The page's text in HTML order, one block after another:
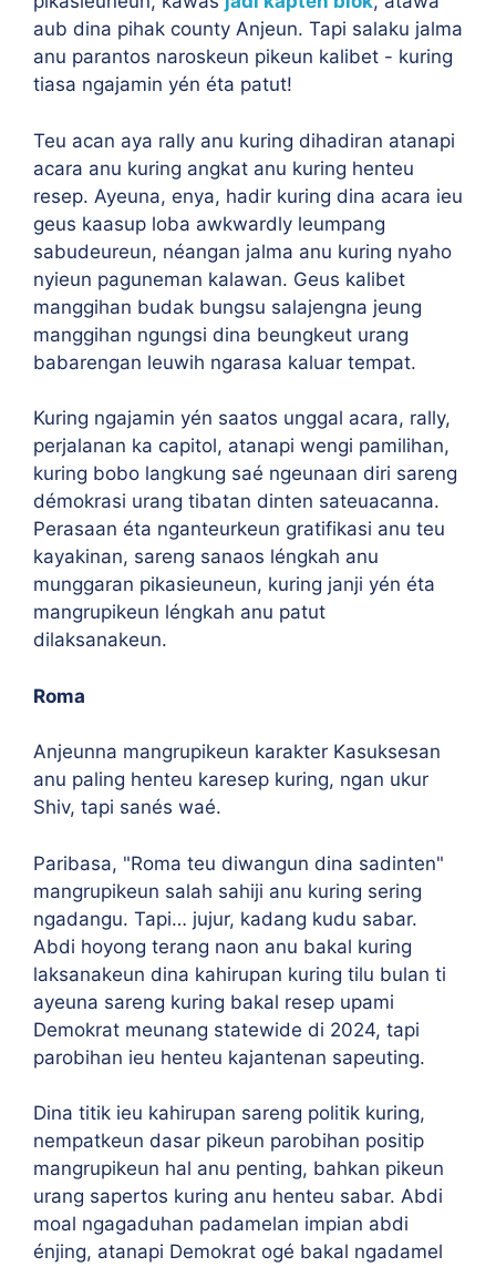
aub dina pihak county Anjeun. Tapi salaku jalma
anu parantos naroskeun pikeun kalibet - kuring
tiasa ngajamin yén éta patut!
Teu acan aya rally anu kuring dihadiran atanapi
acara anu kuring angkat anu kuring henteu
resep. Ayeuna, enya, hadir kuring dina acara ieu
geus kaasup loba awkwardly leumpang
sabudeureun, néangan jalma anu kuring nyaho
nyieun paguneman kalawan. Geus kalibet
manggihan budak bungsu salajengna jeung
manggihan ngungsi dina beungkeut urang
babarengan leuwih ngarasa kaluar tempat.
Kuring ngajamin yén saatos unggal acara, rally,
perjalanan ka capitol, atanapi wengi pamilihan,
kuring bobo langkung saé ngeunaan diri sareng
démokrasi urang tibatan dinten sateuacanna.
Perasaan éta nganteurkeun gratifikasi anu teu
kayakinan, sareng sanaos léngkah anu
munggaran pikasieuneun, kuring janji yén éta
mangrupikeun léngkah anu patut
dilaksanakeun.
Roma
Anjeunna mangrupikeun karakter Kasuksesan
anu paling henteu karesep kuring, ngan ukur
Shiv, tapi sanés waé.
Paribasa, "Roma teu diwangun dina sadinten"
mangrupikeun salah sahiji anu kuring sering
ngadangu. Tapi… jujur, kadang kudu sabar.
Abdi hoyong terang naon anu bakal kuring
laksanakeun dina kahirupan kuring tilu bulan ti
ayeuna sareng kuring bakal resep upami
Demokrat meunang statewide di 2024, tapi
parobihan ieu henteu kajantenan sapeuting.
Dina titik ieu kahirupan sareng politik kuring,
nempatkeun dasar pikeun parobihan positip
mangrupikeun hal anu penting, bahkan pikeun
urang sapertos kuring anu henteu sabar. Abdi
moal ngagaduhan padamelan impian abdi
énjing, atanapi Demokrat ogé bakal ngadamel